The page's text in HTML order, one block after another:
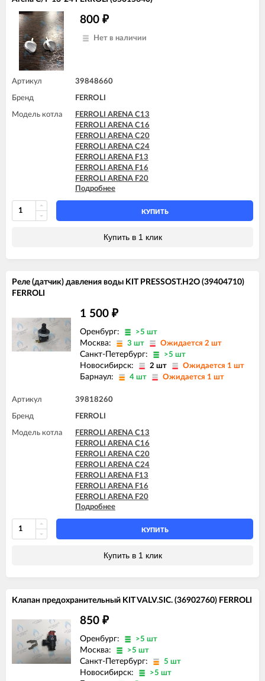
800 ₽
Нет в наличии
Артикул 39848660
Бренд FERROLI
Модель котла
FERROLI ARENA C13
FERROLI ARENA C16
FERROLI ARENA C20
FERROLI ARENA C24
FERROLI ARENA F13
FERROLI ARENA F16
FERROLI ARENA F20
FERROLI ARENA F24
FERROLI DIVAproject F24
FERROLI DOMINA C13 N
FERROLI DOMINA C16 N
FERROLI DOMINA C24 N
FERROLI DOMINA F20 N
FERROLI DOMINA F32 N
Подробнее
КУПИТЬ
Купить в 1 клик
Реле (датчик) давления воды KIT PRESSOST.H2O (39404710)
FERROLI
1 500 ₽
Оренбург: >5 шт
Москва: 3 шт Ожидается 2 шт
Санкт-Петербург: >5 шт
Новосибирск: 2 шт Ожидается 1 шт
Барнаул: 4 шт Ожидается 1 шт
Артикул 39818260
Бренд FERROLI
Модель котла
FERROLI ARENA C13
FERROLI ARENA C16
FERROLI ARENA C20
FERROLI ARENA C24
FERROLI ARENA F13
FERROLI ARENA F16
FERROLI ARENA F20
FERROLI ARENA F24
FERROLI BLUEHELIX PRO 25 C
FERROLI BLUEHELIX PRO 32 C
FERROLI BLUEHELIX TECH 18A-E
FERROLI BLUEHELIX TECH 25A-E
FERROLI BLUEHELIX TECH 35C
FERROLI DIVA C13
FERROLI DIVA C16
FERROLI DIVA C20
FERROLI DIVA C24
FERROLI DIVA C28
FERROLI DIVA C32
FERROLI DIVA F13
Подробнее
КУПИТЬ
Купить в 1 клик
Клапан предохранительный KIT VALV.SIC. (36902760) FERROLI
850 ₽
Оренбург: >5 шт
Москва: >5 шт
Санкт-Петербург: 5 шт
Новосибирск: >5 шт